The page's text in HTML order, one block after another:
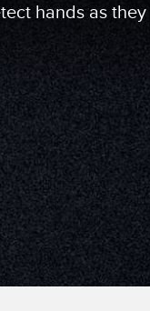
hands as
for large